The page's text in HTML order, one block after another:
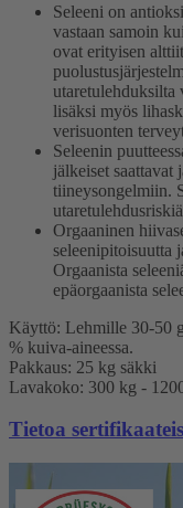
Seleeni on
vastaan samoin
ovat erityisen
utaretulehduksilta
lisäksi myös
verisuonten
Seleenin
jälkeiset saattavat
tiineysongelmiin.
Orgaaninen
seleenipitoisuutta
Orgaanista
epäorgaanista
Käyttö: Lehmille 30-50
% kuiva-aineessa.
Pakkaus: 25 kg säkki
Lavakoko: 300 kg -
Tietoa